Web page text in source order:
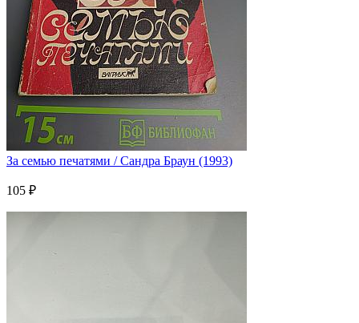
За семью печатями / Сандра Браун (1993)
105 ₽